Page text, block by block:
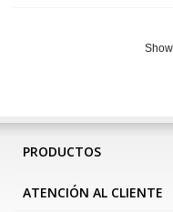
PRODUCTOS
ATENCIÓN AL CLIENTE